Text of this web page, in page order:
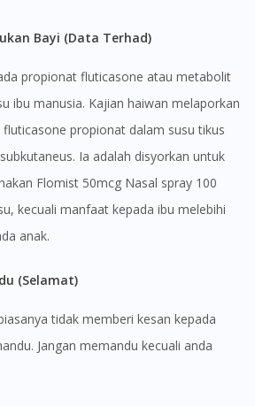
be shopping from Singapore
DoctorOnCall.com.my, our Malaysian
would you like to head over to
Singapore
DoctorOnCall Singapore
Bayi (Data Terhad)
propionat fluticasone atau metabolit
ibu manusia. Kajian haiwan melaporkan
propionat dalam susu tikus
Ia adalah disyorkan untuk
Flomist 50mcg Nasal spray 100
kecuali manfaat kepada ibu melebihi
anak.
(Selamat)
tidak memberi kesan kepada
Jangan memandu kecuali anda